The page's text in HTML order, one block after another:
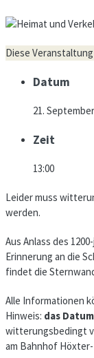
Diese
Datum
21.
Zeit
13:00
Leider muss
werden.
Aus Anlass des
Erinnerung an die
findet die
Alle Informationen
Hinweis: das Datum
witterungsbedingt
am Bahnhof